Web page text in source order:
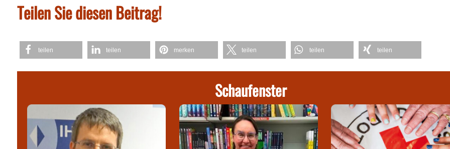
Teilen Sie diesen Beitrag!
teilen teilen merken teilen teilen teilen
Schaufenster